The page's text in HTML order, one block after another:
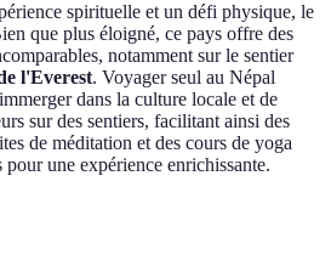
spirituelle et un défi physique, le
que plus éloigné, ce pays offre des
notamment sur le sentier
l'Everest. Voyager seul au Népal
dans la culture locale et de
sur des sentiers, facilitant ainsi des
de méditation et des cours de yoga
une expérience enrichissante.